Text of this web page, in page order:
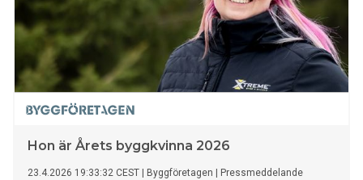
Hon är Årets byggkvinna 2026
23.4.2026 19:33:32 CEST Byggföretagen Pressmeddelande